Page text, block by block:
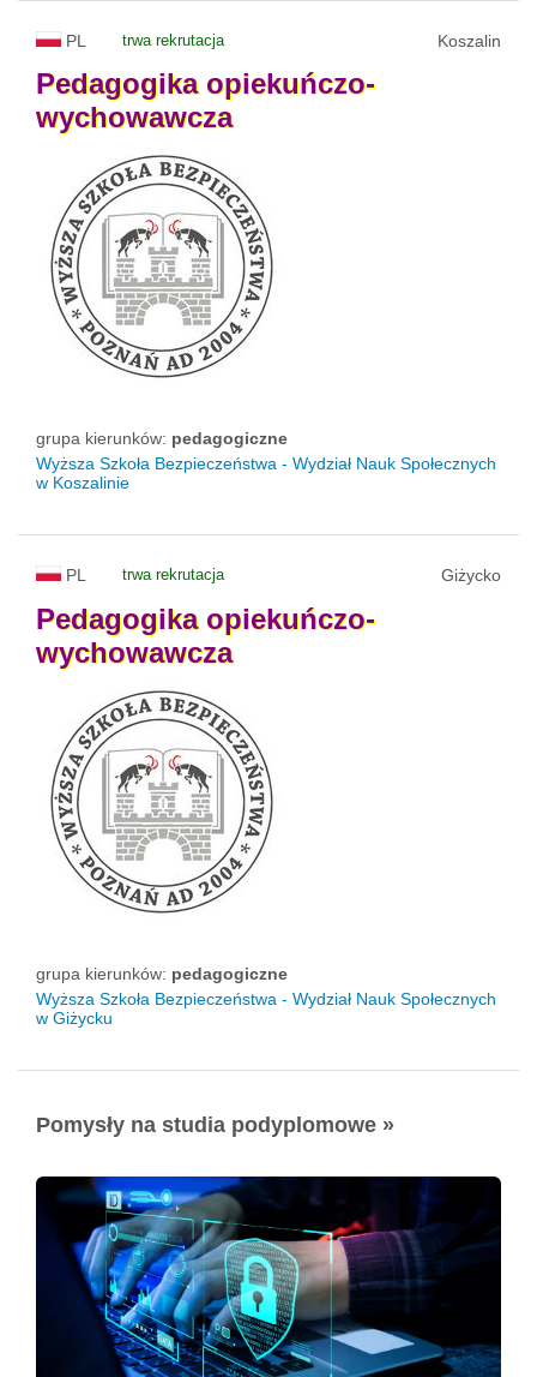
PL trwa rekrutacja Koszalin
Pedagogika opiekuńczo-
wychowawcza
grupa kierunków: pedagogiczne
Wyższa Szkoła Bezpieczeństwa - Wydział Nauk Społecznych
w Koszalinie
PL trwa rekrutacja Giżycko
Pedagogika opiekuńczo-
wychowawcza
grupa kierunków: pedagogiczne
Wyższa Szkoła Bezpieczeństwa - Wydział Nauk Społecznych
w Giżycku
Pomysły na studia podyplomowe »